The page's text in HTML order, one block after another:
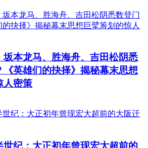
坂本龙马、胜海舟、吉田松阴悉
《英雄们的抉择》揭秘幕末思想
人密策
世纪：大正初年曾现宏大超前的